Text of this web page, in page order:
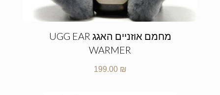
מחמם אוזניים האגג UGG EAR
WARMER
199.00 ₪